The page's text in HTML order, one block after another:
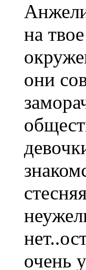
на
они
очень